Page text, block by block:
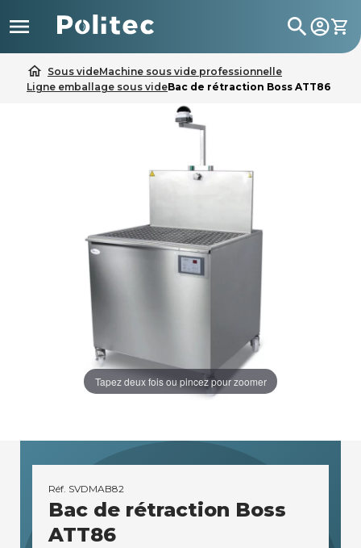
 search
home Sous videMachine sous vide professionnelle
Ligne emballage sous videBac de rétraction Boss ATT86
Tapez deux fois ou pincez pour zoomer
Réf. SVDMAB82
Bac de rétraction Boss
ATT86